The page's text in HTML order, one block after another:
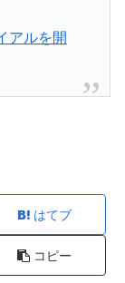
アルを開
はてブ
コピー